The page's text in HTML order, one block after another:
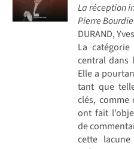
La réception
Pierre
DURAND,
La
central dans
Elle a
tant que
clés, comme
ont fait
de
cette